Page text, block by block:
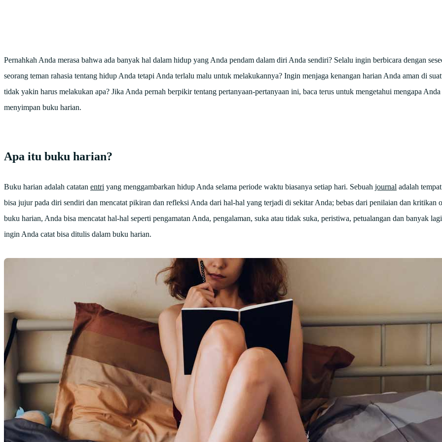
Pernahkah Anda merasa bahwa ada banyak hal dalam hidup yang Anda pendam dalam diri Anda sendiri? Selalu ingin berbicara dengan
seorang teman rahasia tentang hidup Anda tetapi Anda terlalu malu untuk melakukannya? Ingin menjaga kenangan harian Anda aman di
tidak yakin harus melakukan apa? Jika Anda pernah berpikir tentang pertanyaan-pertanyaan ini, baca terus untuk mengetahui mengapa Anda
menyimpan buku harian.
Apa itu buku harian?
Buku harian adalah catatan entri yang menggambarkan hidup Anda selama periode waktu biasanya setiap hari. Sebuah journal adalah
bisa jujur pada diri sendiri dan mencatat pikiran dan refleksi Anda dari hal-hal yang terjadi di sekitar Anda; bebas dari penilaian dan kritikan
buku harian, Anda bisa mencatat hal-hal seperti pengamatan Anda, pengalaman, suka atau tidak suka, peristiwa, petualangan dan banyak
ingin Anda catat bisa ditulis dalam buku harian.